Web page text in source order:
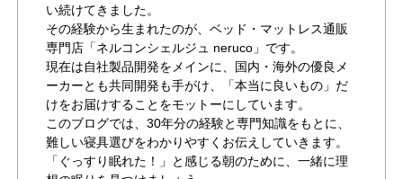
い続けてきました。
その経験から生まれたのが、ベッド・マットレス通販
専門店「ネルコンシェルジュ neruco」です。
現在は自社製品開発をメインに、国内・海外の優良メ
ーカーとも共同開発も手がけ、「本当に良いもの」だ
けをお届けすることをモットーにしています。
このブログでは、30年分の経験と専門知識をもとに、
難しい寝具選びをわかりやすくお伝えしていきます。
「ぐっすり眠れた！」と感じる朝のために、一緒に理